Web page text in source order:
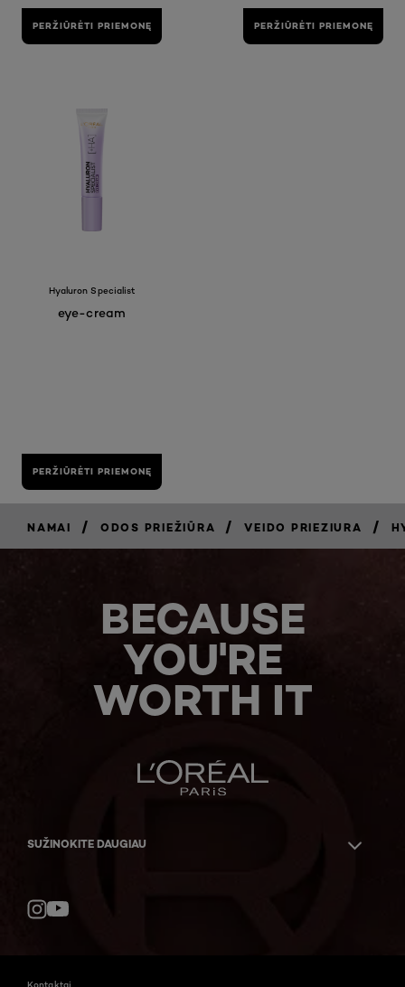
PERŽIŪRĖTI PRIEMONĘ PERŽIŪRĖTI PRIEMONĘ
Hyaluron Specialist
eye-cream
PERŽIŪRĖTI PRIEMONĘ
NAMAI / ODOS PRIEŽIŪRA / VEIDO PRIEZIURA /
BECAUSE
YOU'RE
WORTH IT
SUŽINOKITE DAUGIAU
Kontaktai